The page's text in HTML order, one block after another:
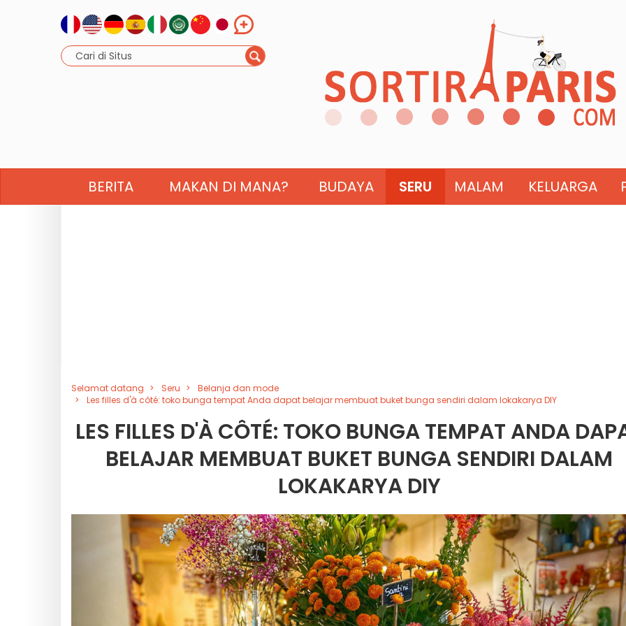
BERITA MAKAN DI MANA? BUDAYA SERU MALAM KELUARGA
Selamat datang Seru
Belanja dan mode
Les filles d'à côté: toko bunga tempat Anda dapat belajar membuat buket bunga sendiri dalam lokakarya DIY
LES FILLES D'À CÔTÉ: TOKO BUNGA TEMPAT ANDA
BELAJAR MEMBUAT BUKET BUNGA SENDIRI DALAM
LOKAKARYA DIY